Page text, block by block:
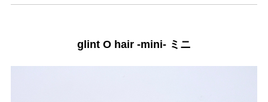
glint O hair -mini- ミニ